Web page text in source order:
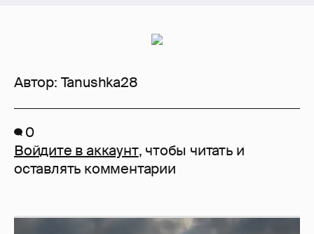
Автор: Tanushka28
0
Войдите в аккаунт, чтобы читать и
оставлять комментарии